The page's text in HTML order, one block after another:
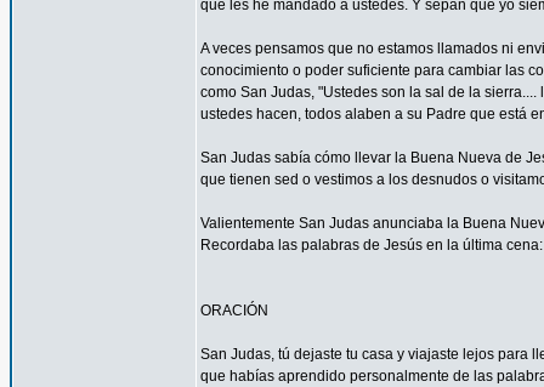
que les he mandado a ustedes. Y sepan que yo
A veces pensamos que no estamos llamados ni
conocimiento o poder suficiente para cambiar las
como San Judas, "Ustedes son la sal de la
ustedes hacen, todos alaben a su Padre que está
San Judas sabía cómo llevar la Buena Nueva de
que tienen sed o vestimos a los desnudos o
Valientemente San Judas anunciaba la Buena
Recordaba las palabras de Jesús en la última
ORACIÓN
San Judas, tú dejaste tu casa y viajaste lejos para
que habías aprendido personalmente de las